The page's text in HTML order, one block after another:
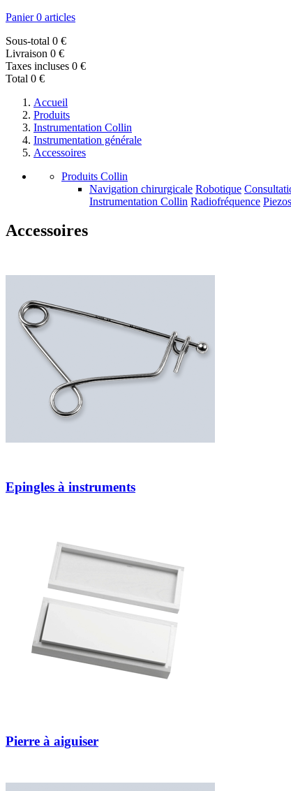
Panier 0 articles
Sous-total 0 €
Livraison 0 €
Taxes incluses 0 €
Total 0 €
Accueil
Produits
Instrumentation Collin
Instrumentation générale
Accessoires
Produits Collin
Navigation chirurgicale Robotique
Instrumentation Collin Radiofréquence
Accessoires
Epingles à instruments
Pierre à aiguiser